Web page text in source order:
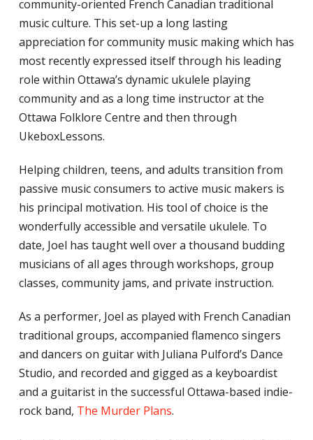
community-oriented French Canadian traditional
music culture. This set-up a long lasting
appreciation for community music making which has
most recently expressed itself through his leading
role within Ottawa’s dynamic ukulele playing
community and as a long time instructor at the
Ottawa Folklore Centre and then through
UkeboxLessons.
Helping children, teens, and adults transition from
passive music consumers to active music makers is
his principal motivation. His tool of choice is the
wonderfully accessible and versatile ukulele. To
date, Joel has taught well over a thousand budding
musicians of all ages through workshops, group
classes, community jams, and private instruction.
As a performer, Joel as played with French Canadian
traditional groups, accompanied flamenco singers
and dancers on guitar with Juliana Pulford’s Dance
Studio, and recorded and gigged as a keyboardist
and a guitarist in the successful Ottawa-based indie-
rock band, The Murder Plans.